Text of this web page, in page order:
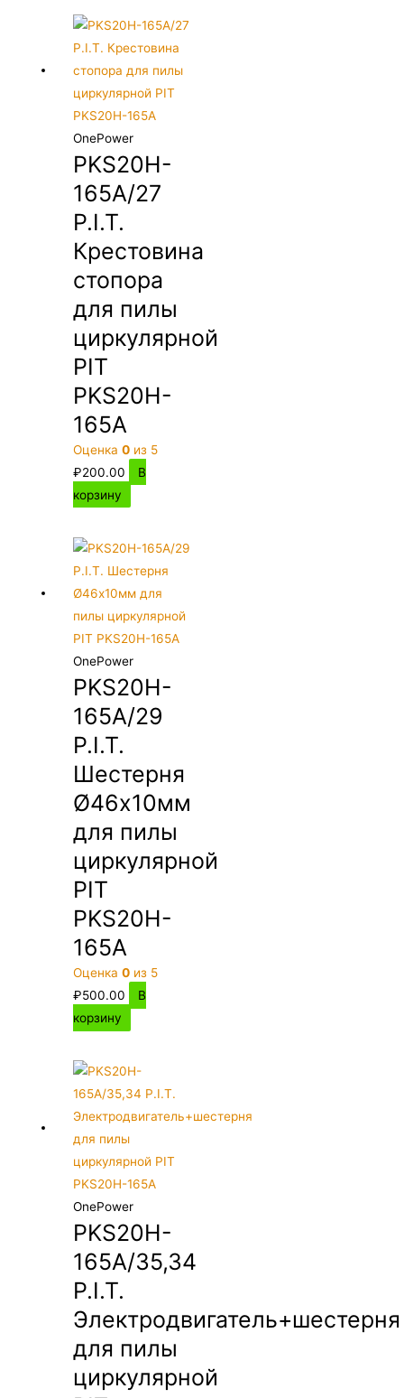
OnePower
PKS20H-
165A/27
P.I.T.
Крестовина
стопора
для пилы
циркулярной
PIT
PKS20H-
165A
Оценка0 из 5
₽200.00
В
корзину
OnePower
PKS20H-
165A/29
P.I.T.
Шестерня
Ø46х10мм
для пилы
циркулярной
PIT
PKS20H-
165A
Оценка0 из 5
₽500.00
В
корзину
OnePower
PKS20H-
165A/35,34
P.I.T.
Электродвигатель+шестерня
для пилы
циркулярной